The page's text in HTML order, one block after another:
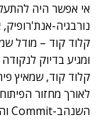
אי אפשר היה
נורבגיה-אנת'רופיק,
קלוד קוד – מודל
ומגיע בדיוק
קלוד קוד, שמאיץ
לאורך מחזור
השנהב-Commit והכריע את המשחק.